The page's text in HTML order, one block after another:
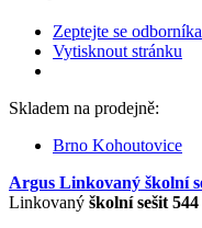
Zeptejte se odborníka
Vytisknout stránku
Skladem na prodejně:
Brno Kohoutovice
Argus Linkovaný školní
Linkovaný školní sešit 544